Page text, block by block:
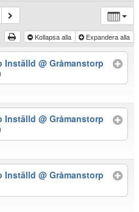
Kollapsa alla Expandera alla
Inställd@ Gråmanstorp
Inställd@ Gråmanstorp
Inställd@ Gråmanstorp